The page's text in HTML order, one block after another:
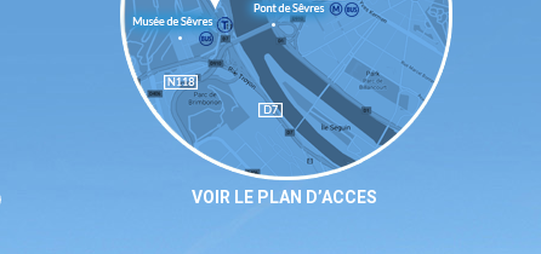
VOIR LE PLAN D’ACCES